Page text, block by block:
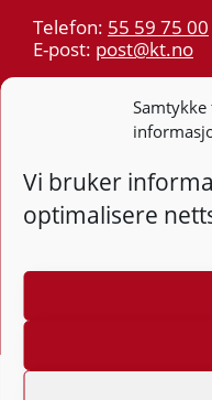
Vi bruker
optimalisere
Telefon: 55 59 75 00
E-post: post@kt.no